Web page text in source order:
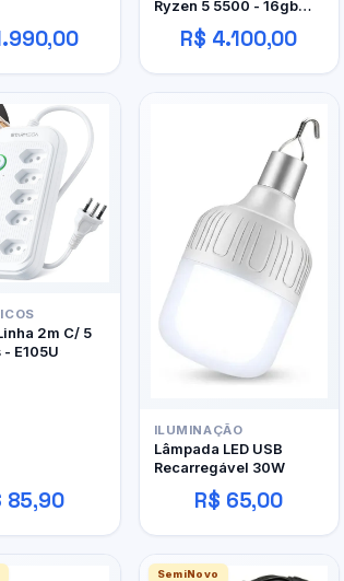
Ryzen 5 5500 - 16gb
DDR4 - 480GB SSD - RX
480 4gb
R$ 4.100,00
2m C/ 5
E105U
85,90
ILUMINAÇÃO
Lâmpada LED USB
Recarregável 30W
R$ 65,00
SemiNovo